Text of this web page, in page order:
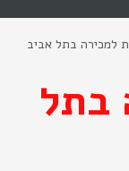
למכירה בתל אביב
בתל